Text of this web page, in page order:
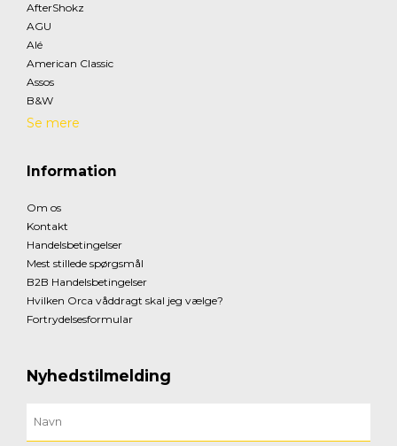
AfterShokz
AGU
Alé
American Classic
Assos
B&W
Se mere
Information
Om os
Kontakt
Handelsbetingelser
Mest stillede spørgsmål
B2B Handelsbetingelser
Hvilken Orca våddragt skal jeg vælge?
Fortrydelsesformular
Nyhedstilmelding